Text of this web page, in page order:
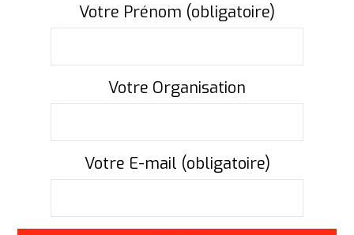
Votre Prénom (obligatoire)
Votre Organisation
Votre E-mail (obligatoire)